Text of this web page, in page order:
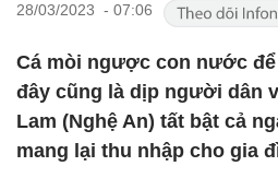
28/03/2023 - 07:06
Cá mòi ngược con nước
đây cũng là dịp người dân
Lam (Nghệ An) tất bật cả
mang lại thu nhập cho gia